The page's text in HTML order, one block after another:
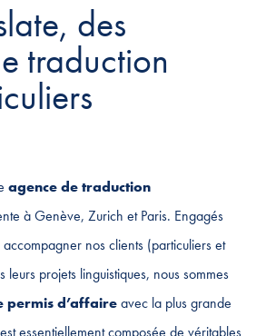
des
traduction
agence de traduction
à Genève, Zurich et Paris. Engagés
nos clients (particuliers et
leurs projets linguistiques, nous sommes
d’affaireavec la plus grande
essentiellement composée de véritables